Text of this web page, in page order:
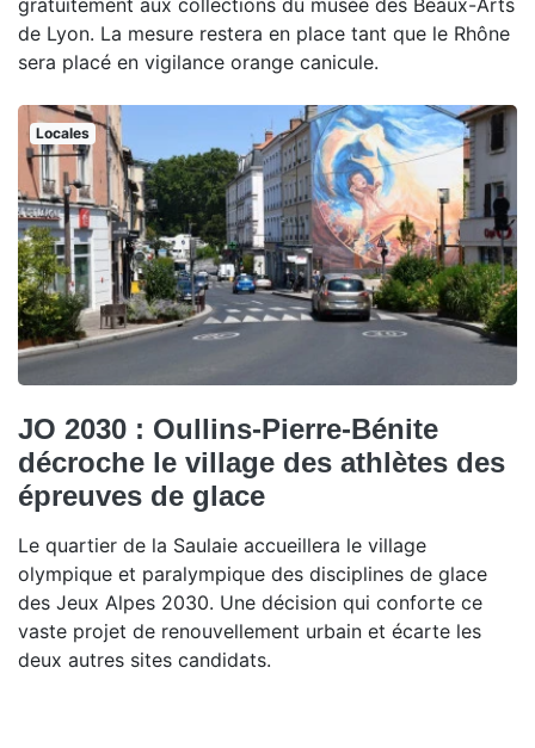
de Lyon. La mesure restera en place tant que le Rhône
sera placé en vigilance orange canicule.
Locales
JO 2030 : Oullins-Pierre-Bénite
décroche le village des athlètes des
épreuves de glace
Le quartier de la Saulaie accueillera le village
olympique et paralympique des disciplines de glace
des Jeux Alpes 2030. Une décision qui conforte ce
vaste projet de renouvellement urbain et écarte les
deux autres sites candidats.